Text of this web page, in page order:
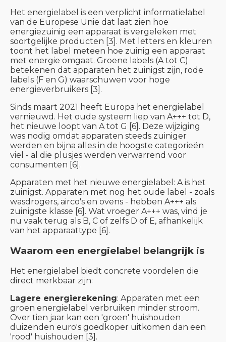
Het energielabel is een verplicht informatielabel
van de Europese Unie dat laat zien hoe
energiezuinig een apparaat is vergeleken met
soortgelijke producten [3]. Met letters en kleuren
toont het label meteen hoe zuinig een apparaat
met energie omgaat. Groene labels (A tot C)
betekenen dat apparaten het zuinigst zijn, rode
labels (F en G) waarschuwen voor hoge
energieverbruikers [3].
Sinds maart 2021 heeft Europa het energielabel
vernieuwd. Het oude systeem liep van A+++ tot D,
het nieuwe loopt van A tot G [6]. Deze wijziging
was nodig omdat apparaten steeds zuiniger
werden en bijna alles in de hoogste categorieën
viel - al die plusjes werden verwarrend voor
consumenten [6].
Apparaten met het nieuwe energielabel: A is het
zuinigst. Apparaten met nog het oude label - zoals
wasdrogers, airco's en ovens - hebben A+++ als
zuinigste klasse [6]. Wat vroeger A+++ was, vind je
nu vaak terug als B, C of zelfs D of E, afhankelijk
van het apparaattype [6].
Waarom een energielabel belangrijk is
Het energielabel biedt concrete voordelen die
direct merkbaar zijn:
Lagere energierekening: Apparaten met een
groen energielabel verbruiken minder stroom.
Over tien jaar kan een 'groen' huishouden
duizenden euro's goedkoper uitkomen dan een
'rood' huishouden [3].